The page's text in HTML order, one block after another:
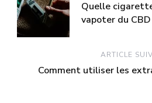
Quelle
vapoter du CBD
ARTICLE
Comment utiliser les